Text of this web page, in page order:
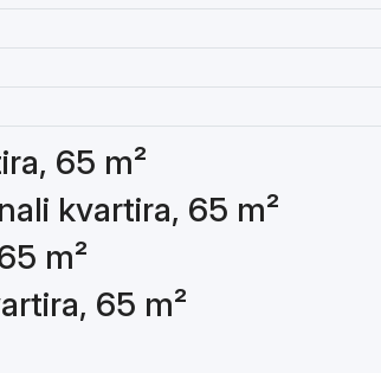
65 m²
kvartira, 65 m²
m²
65 m²